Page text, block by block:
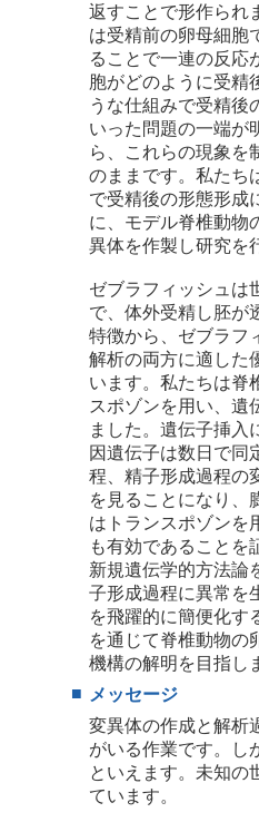
返すことで形作られ
は受精前の卵母細胞
ることで一連の反応
胞がどのように受精
うな仕組みで受精後
いった問題の一端が
ら、これらの現象を
のままです。私たち
で受精後の形態形成
に、モデル脊椎動物
異体を作製し研究を
ゼブラフィッシュは
で、体外受精し胚が
特徴から、ゼブラフ
解析の両方に適した
います。私たちは脊
スポゾンを用い、遺
ました。遺伝子挿入
因遺伝子は数日で同
程、精子形成過程の
を見ることになり、
はトランスポゾンを
も有効であることを
新規遺伝学的方法論
子形成過程に異常を
を飛躍的に簡便化す
を通じて脊椎動物の
機構の解明を目指し
■ メッセージ
変異体の作成と解析
がいる作業です。し
といえます。未知の
ています。